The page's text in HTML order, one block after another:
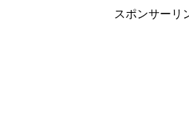
スポンサーリ